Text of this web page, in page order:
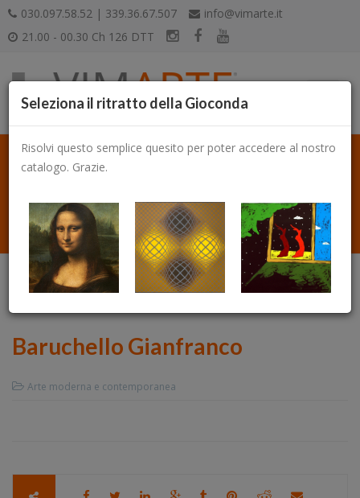
030.097.58.52 | 339.36.67.507
info@vimarte.it
21.00 - 00.30 Ch 126 DTT
Baruchello Gianfranco
Arte moderna e contemporanea
Seleziona il ritratto della Gioconda
Risolvi questo semplice quesito per poter accedere al nostro
catalogo. Grazie.